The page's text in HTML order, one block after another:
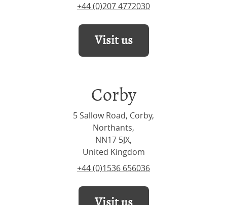
+44 (0)207 4772030
Visit us
Corby
5 Sallow Road, Corby,
Northants,
NN17 5JX,
United Kingdom
+44 (0)1536 656036